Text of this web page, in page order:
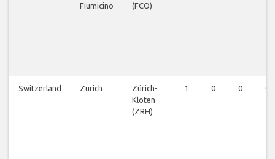
Fiumicino
(FCO)
Switzerland Zurich
Zürich-
Kloten
(ZRH)
1 0 0 0